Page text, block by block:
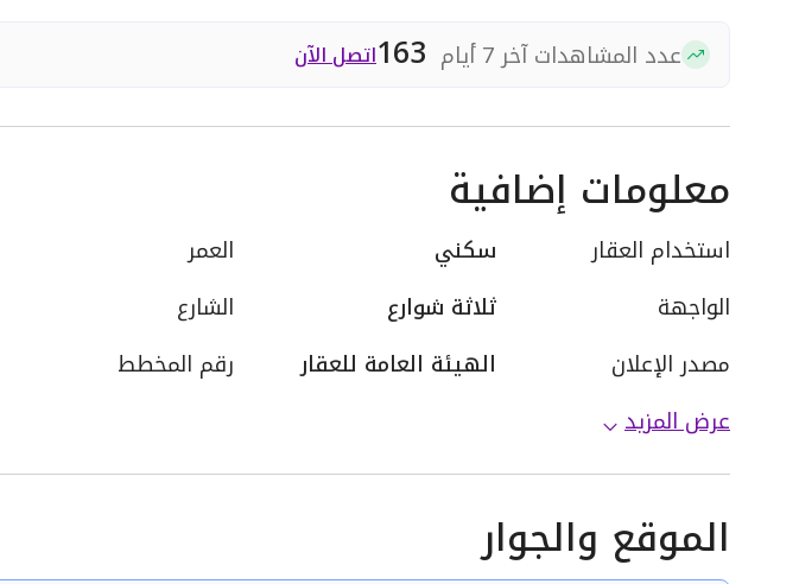
عدد المشاهدات آخر 7 أيام 163اتصل الآن
معلومات إضافية
استخدام العقار سكني العمر
الواجهة
ثلاثة شوارع الشارع
مصدر الإعلان
الهيئة العامة للعقار رقم المخطط
عرض المزيد
الموقع والجوار